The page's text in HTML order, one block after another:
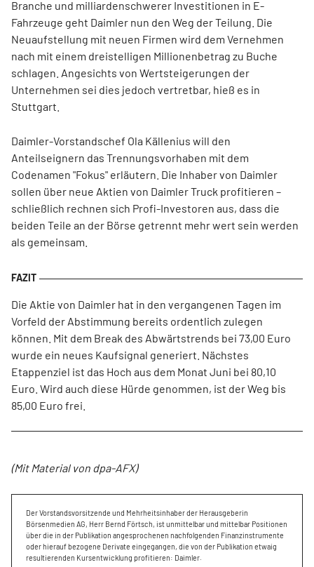
Branche und milliardenschwerer Investitionen in E-
Fahrzeuge geht Daimler nun den Weg der Teilung. Die
Neuaufstellung mit neuen Firmen wird dem Vernehmen
nach mit einem dreistelligen Millionenbetrag zu Buche
schlagen. Angesichts von Wertsteigerungen der
Unternehmen sei dies jedoch vertretbar, hieß es in
Stuttgart.
Daimler-Vorstandschef Ola Källenius will den
Anteilseignern das Trennungsvorhaben mit dem
Codenamen "Fokus" erläutern. Die Inhaber von Daimler
sollen über neue Aktien von Daimler Truck profitieren –
schließlich rechnen sich Profi-Investoren aus, dass die
beiden Teile an der Börse getrennt mehr wert sein werden
als gemeinsam.
Die Aktie von Daimler hat in den vergangenen Tagen im
Vorfeld der Abstimmung bereits ordentlich zulegen
können. Mit dem Break des Abwärtstrends bei 73,00 Euro
wurde ein neues Kaufsignal generiert. Nächstes
Etappenziel ist das Hoch aus dem Monat Juni bei 80,10
Euro. Wird auch diese Hürde genommen, ist der Weg bis
85,00 Euro frei.
(Mit Material von dpa-AFX)
Der Vorstandsvorsitzende und Mehrheitsinhaber der Herausgeberin
Börsenmedien AG, Herr Bernd Förtsch, ist unmittelbar und mittelbar Positionen
über die in der Publikation angesprochenen nachfolgenden Finanzinstrumente
oder hierauf bezogene Derivate eingegangen, die von der Publikation etwaig
resultierenden Kursentwicklung profitieren: Daimler.